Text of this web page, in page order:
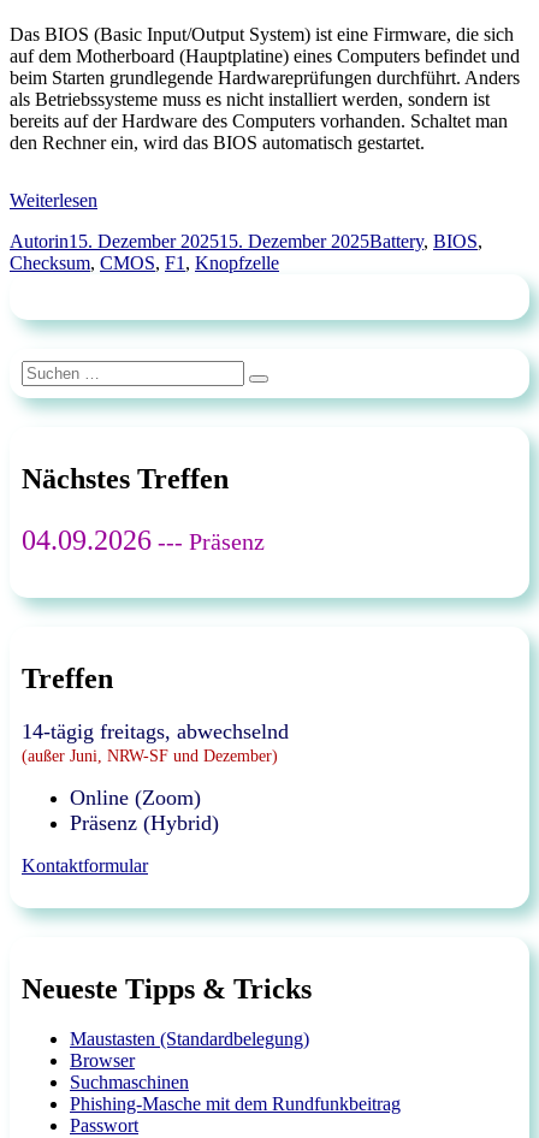
Das BIOS (Basic Input/Output System) ist eine Firmware, die sich
auf dem Motherboard (Hauptplatine) eines Computers befindet und
beim Starten grundlegende Hardwareprüfungen durchführt. Anders
als Betriebssysteme muss es nicht installiert werden, sondern ist
bereits auf der Hardware des Computers vorhanden. Schaltet man
den Rechner ein, wird das BIOS automatisch gestartet.
Weiterlesen
Autor
AutorinVeröffentlicht
am
15. Dezember 202515. Dezember 2025Schlagwörter
Battery, BIOS,
Checksum, CMOS, F1 , Knopfzelle
Suchen
nach:
Suchen
Nächstes Treffen
04.09.2026 --- Präsenz
Treffen
14-tägig freitags, abwechselnd
(außer Juni, NRW-SF und Dezember)
Online (Zoom)
Präsenz (Hybrid)
Kontaktformular
Neueste Tipps & Tricks
Maustasten (Standardbelegung)
Browser
Suchmaschinen
Phishing-Masche mit dem Rundfunkbeitrag
Passwort